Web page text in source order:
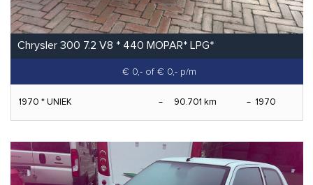
Chrysler 300 7.2 V8 * 440 MOPAR* LPG*
€ 0,- of € 0,- p/m
1970 * UNIEK 90.701 km 1970